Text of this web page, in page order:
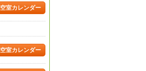
空室カレンダー
空室カレンダー